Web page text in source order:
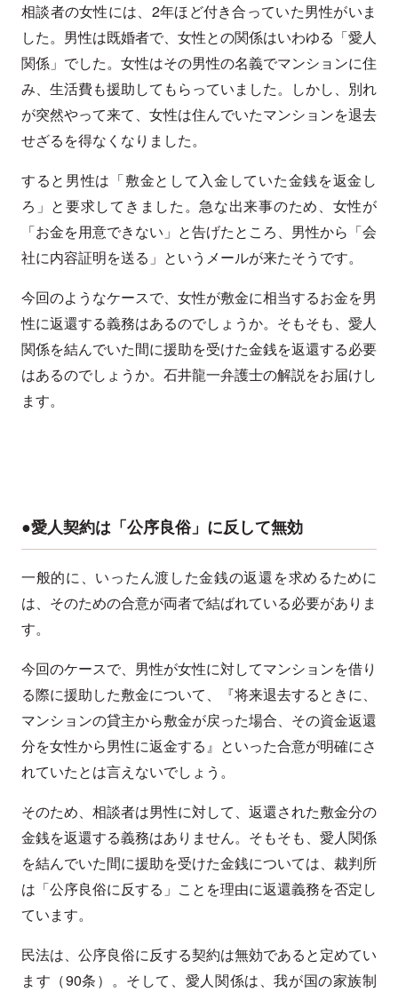
相談者の女性には、2年ほど付き合っていた男性がいま
した。男性は既婚者で、女性との関係はいわゆる「愛人
関係」でした。女性はその男性の名義でマンションに住
み、生活費も援助してもらっていました。しかし、別れ
が突然やって来て、女性は住んでいたマンションを退去
せざるを得なくなりました。
すると男性は「敷金として入金していた金銭を返金し
ろ」と要求してきました。急な出来事のため、女性が
「お金を用意できない」と告げたところ、男性から「会
社に内容証明を送る」というメールが来たそうです。
今回のようなケースで、女性が敷金に相当するお金を男
性に返還する義務はあるのでしょうか。そもそも、愛人
関係を結んでいた間に援助を受けた金銭を返還する必要
はあるのでしょうか。石井龍一弁護士の解説をお届けし
ます。
●愛人契約は「公序良俗」に反して無効
一般的に、いったん渡した金銭の返還を求めるために
は、そのための合意が両者で結ばれている必要がありま
す。
今回のケースで、男性が女性に対してマンションを借り
る際に援助した敷金について、『将来退去するときに、
マンションの貸主から敷金が戻った場合、その資金返還
分を女性から男性に返金する』といった合意が明確にさ
れていたとは言えないでしょう。
そのため、相談者は男性に対して、返還された敷金分の
金銭を返還する義務はありません。そもそも、愛人関係
を結んでいた間に援助を受けた金銭については、裁判所
は「公序良俗に反する」ことを理由に返還義務を否定し
ています。
民法は、公序良俗に反する契約は無効であると定めてい
ます（90条）。そして、愛人関係は、我が国の家族制